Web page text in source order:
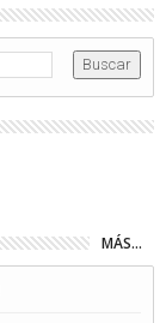
MÁS...